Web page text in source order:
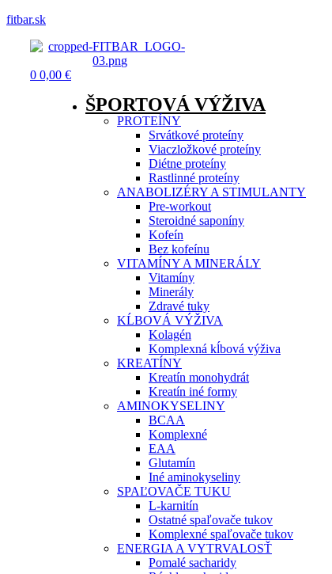
fitbar.sk
Menu
0 0,00 €
ŠPORTOVÁ VÝŽIVA
PROTEÍNY
Srvátkové proteíny
Viaczložkové proteíny
Diétne proteíny
Rastlinné proteíny
ANABOLIZÉRY A STIMULANTY
Pre-workout
Steroidné saponíny
Kofeín
Bez kofeínu
VITAMÍNY A MINERÁLY
Vitamíny
Minerály
Zdravé tuky
KĹBOVÁ VÝŽIVA
Kolagén
Komplexná kĺbová výživa
KREATÍNY
Kreatín monohydrát
Kreatín iné formy
AMINOKYSELINY
BCAA
Komplexné
EAA
Glutamín
Iné aminokyseliny
SPAĽOVAČE TUKU
L-karnitín
Ostatné spaľovače tukov
Komplexné spaľovače tukov
ENERGIA A VYTRVALOSŤ
Pomalé sacharidy